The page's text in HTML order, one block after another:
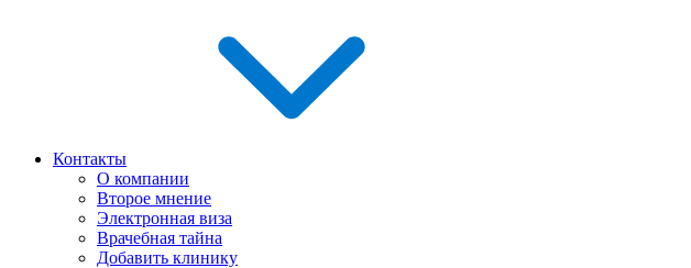
Контакты
О компании
Второе мнение
Электронная виза
Врачебная тайна
Добавить клинику